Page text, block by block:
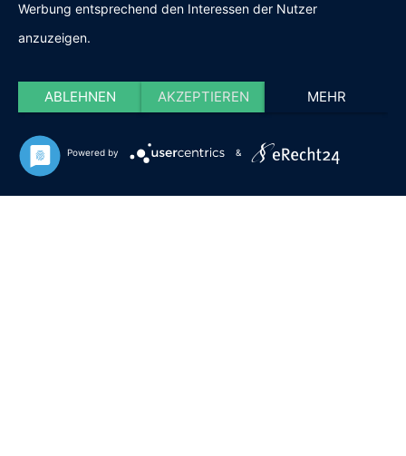
Werbung entsprechend den Interessen der Nutzer
anzuzeigen.
ABLEHNEN AKZEPTIEREN MEHR
Powered by &